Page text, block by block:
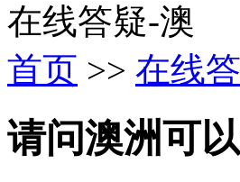
在线答疑-澳
首页 >> 在线
请问澳洲可